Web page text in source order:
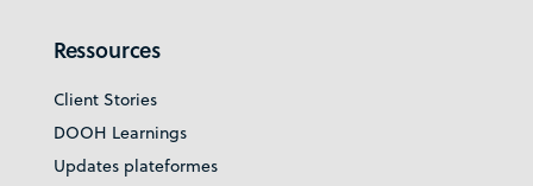
Ressources
Client Stories
DOOH Learnings
Updates plateformes